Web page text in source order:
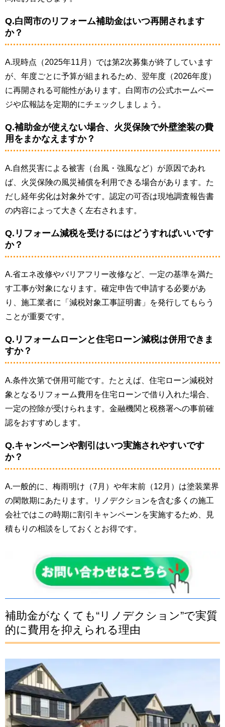
Q.白岡市のリフォーム補助金はいつ再開されます
か？
A.現時点（2025年11月）では第2次募集が終了しています
が、年度ごとに予算が組まれるため、翌年度（2026年度）
に再開される可能性があります。白岡市の公式ホームペー
ジや広報誌を定期的にチェックしましょう。
Q.補助金が使えない場合、火災保険で外壁塗装の費
用をまかなえますか？
A.自然災害による被害（台風・強風など）が原因であれ
ば、火災保険の風災補償を利用できる場合があります。た
だし経年劣化は対象外です。認定の可否は現地調査報告書
の内容によって大きく左右されます。
Q.リフォーム減税を受けるにはどうすればいいです
か？
A.省エネ改修やバリアフリー改修など、一定の基準を満た
す工事が対象になります。確定申告で申請する必要があ
り、施工業者に「減税対象工事証明書」を発行してもらう
ことが重要です。
Q.リフォームローンと住宅ローン減税は併用できま
すか？
A.条件次第で併用可能です。たとえば、住宅ローン減税対
象となるリフォーム費用を住宅ローンで借り入れた場合、
一定の控除が受けられます。金融機関と税務署への事前確
認をおすすめします。
Q.キャンペーンや割引はいつ実施されやすいです
か？
A.一般的に、梅雨明け（7月）や年末前（12月）は塗装業界
の閑散期にあたります。リノデクションを含む多くの施工
会社ではこの時期に割引キャンペーンを実施するため、見
積もりの相談をしておくとお得です。
補助金がなくても“リノデクション”で実質
的に費用を抑えられる理由